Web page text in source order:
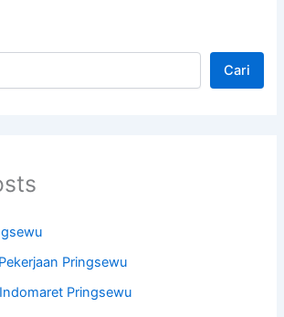
Cari
Pringsewu
Pringsewu